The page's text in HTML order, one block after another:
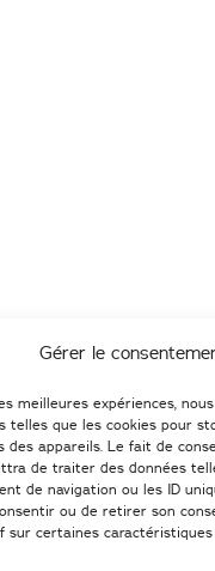
Gérer le
meilleures expériences,
telles que les cookies pour
des appareils. Le fait de
de traiter des données
de navigation ou les ID
ou de retirer son
sur certaines